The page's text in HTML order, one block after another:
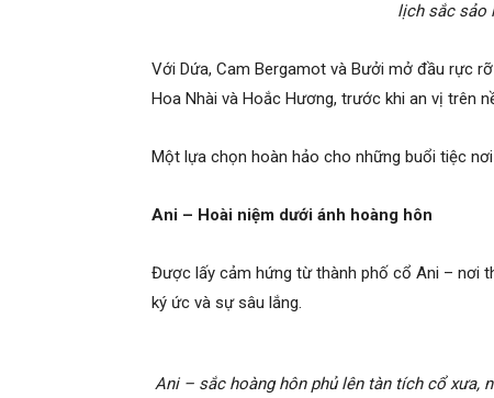
lịch sắc sảo
Với Dứa, Cam Bergamot và Bưởi mở đầu rực
Hoa Nhài và Hoắc Hương, trước khi an vị trên
Một lựa chọn hoàn hảo cho những buổi tiệc
Ani – Hoài niệm dưới ánh hoàng hôn
Được lấy cảm hứng từ thành phố cổ Ani – nơi
ký ức và sự sâu lắng.
Ani – sắc hoàng hôn phủ lên tàn tích cổ xưa,